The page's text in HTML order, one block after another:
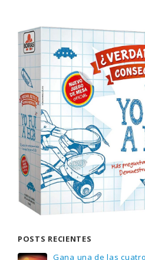
POSTS RECIENTES
Gana una de las